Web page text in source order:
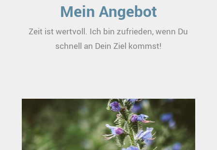
Mein Angebot
Zeit ist wertvoll. Ich bin zufrieden, wenn Du
schnell an Dein Ziel kommst!